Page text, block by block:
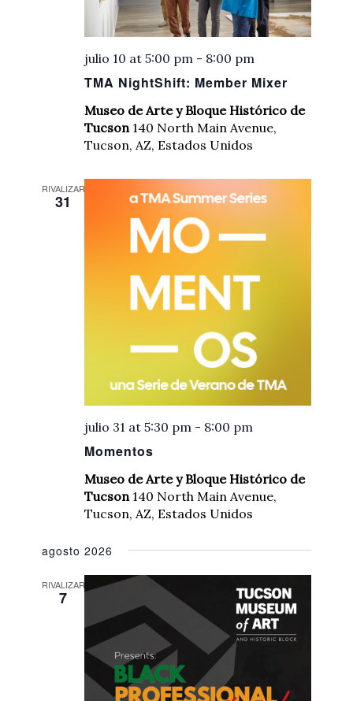
TMA NightShift: Member Mixer
julio 10 at 5:00 pm - 8:00 pm
Museo de Arte y Bloque Histórico de
Tucson 140 North Main Avenue,
Tucson, AZ, Estados Unidos
RIVALIZAR
31
Momentos
julio 31 at 5:30 pm - 8:00 pm
Museo de Arte y Bloque Histórico de
Tucson 140 North Main Avenue,
Tucson, AZ, Estados Unidos
agosto 2026
RIVALIZAR
7